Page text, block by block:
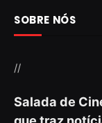
SOBRE NÓS
//
Salada de